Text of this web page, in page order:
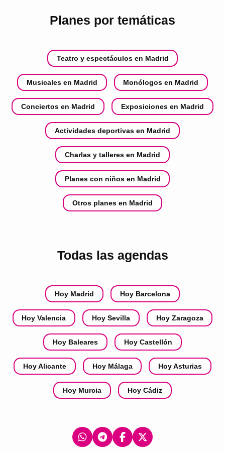
Planes por temáticas
Teatro y espectáculos en Madrid
Musicales en Madrid Monólogos en Madrid
Conciertos en Madrid Exposiciones en Madrid
Actividades deportivas en Madrid
Charlas y talleres en Madrid
Planes con niños en Madrid
Otros planes en Madrid
Todas las agendas
Hoy Madrid Hoy Barcelona
Hoy Valencia Hoy Sevilla Hoy Zaragoza
Hoy Baleares Hoy Castellón
Hoy Alicante Hoy Málaga Hoy Asturias
Hoy Murcia Hoy Cádiz